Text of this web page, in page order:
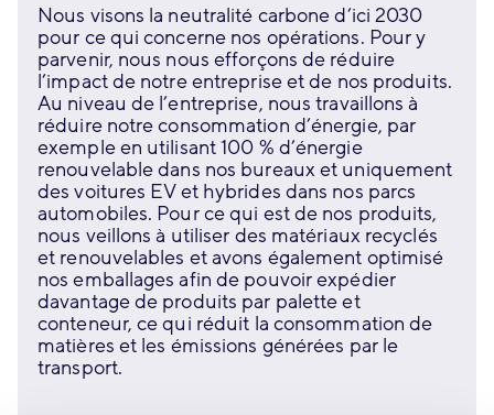
Nous visons la neutralité carbone d’ici 2030
pour ce qui concerne nos opérations. Pour y
parvenir, nous nous efforçons de réduire
l’impact de notre entreprise et de nos produits.
Au niveau de l’entreprise, nous travaillons à
réduire notre consommation d’énergie, par
exemple en utilisant 100 % d’énergie
renouvelable dans nos bureaux et uniquement
des voitures EV et hybrides dans nos parcs
automobiles. Pour ce qui est de nos produits,
nous veillons à utiliser des matériaux recyclés
et renouvelables et avons également optimisé
nos emballages afin de pouvoir expédier
davantage de produits par palette et
conteneur, ce qui réduit la consommation de
matières et les émissions générées par le
transport.